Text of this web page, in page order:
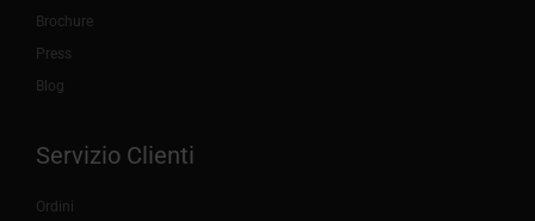
Brochure
Press
Blog
Servizio Clienti
Ordini